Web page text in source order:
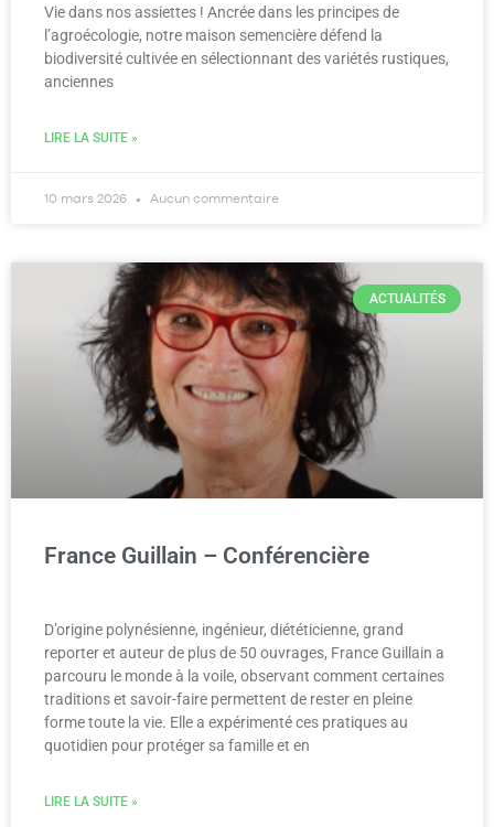
Vie dans nos assiettes ! Ancrée dans les principes de
l’agroécologie, notre maison semencière défend la
biodiversité cultivée en sélectionnant des variétés rustiques,
anciennes
LIRE LA SUITE »
10 mars 2026 Aucun commentaire
ACTUALITÉS
France Guillain – Conférencière
D’origine polynésienne, ingénieur, diététicienne, grand
reporter et auteur de plus de 50 ouvrages, France Guillain a
parcouru le monde à la voile, observant comment certaines
traditions et savoir-faire permettent de rester en pleine
forme toute la vie. Elle a expérimenté ces pratiques au
quotidien pour protéger sa famille et en
LIRE LA SUITE »